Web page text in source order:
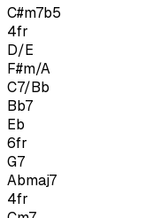
C#m7b5
4fr
D/E
F#m/A
C7/Bb
Bb7
Eb
6fr
G7
Abmaj7
4fr